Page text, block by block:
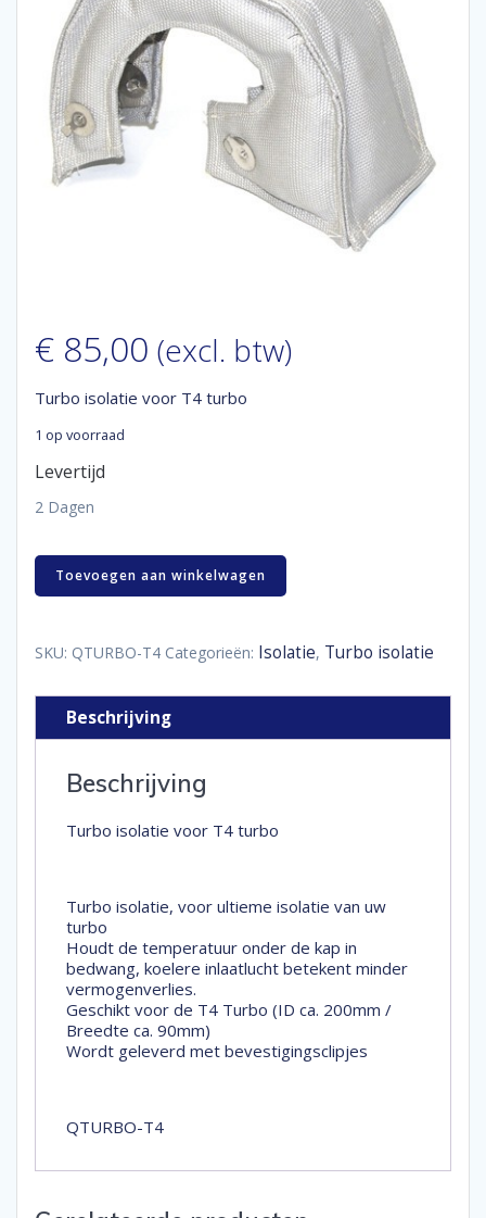
€ 85,00 (excl. btw)
Turbo isolatie voor T4 turbo
1 op voorraad
Levertijd
2 Dagen
Turbo
isolatie
turbo
Toevoegen aan winkelwagen
SKU: QTURBO-T4 Categorieën: Isolatie, Turbo isolatie
Beschrijving
Beschrijving
Turbo isolatie voor T4 turbo
Turbo isolatie, voor ultieme isolatie van uw
turbo
Houdt de temperatuur onder de kap in
bedwang, koelere inlaatlucht betekent minder
vermogenverlies.
Geschikt voor de T4 Turbo (ID ca. 200mm /
Breedte ca. 90mm)
Wordt geleverd met bevestigingsclipjes
QTURBO-T4